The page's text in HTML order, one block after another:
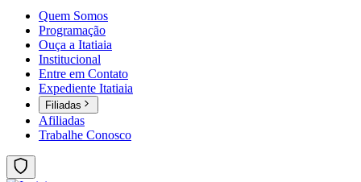
Quem Somos
Programação
Ouça a Itatiaia
Institucional
Entre em Contato
Expediente Itatiaia
Filiadas
Afiliadas
Trabalhe Conosco